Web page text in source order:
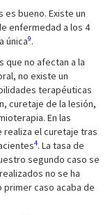
bueno. Existe un
enfermedad a los 4
única9.
que no afectan a la
no existe un
terapéuticas
curetaje de la lesión,
En las
realiza el curetaje tras
4. La tasa de
segundo caso se
no se ha
caso acaba de